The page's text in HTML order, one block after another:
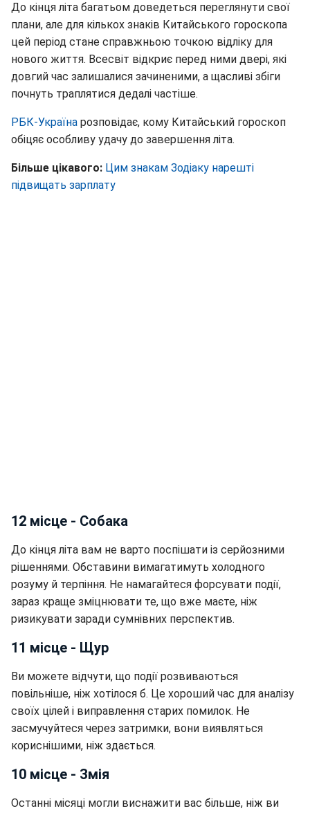
До кінця літа багатьом доведеться переглянути свої
плани, але для кількох знаків Китайського гороскопа
цей період стане справжньою точкою відліку для
нового життя. Всесвіт відкриє перед ними двері, які
довгий час залишалися зачиненими, а щасливі збіги
почнуть траплятися дедалі частіше.
РБК-Україна розповідає, кому Китайський гороскоп
обіцяє особливу удачу до завершення літа.
Більше цікавого: Цим знакам Зодіаку нарешті
підвищать зарплату
12 місце - Собака
До кінця літа вам не варто поспішати із серйозними
рішеннями. Обставини вимагатимуть холодного
розуму й терпіння. Не намагайтеся форсувати події,
зараз краще зміцнювати те, що вже маєте, ніж
ризикувати заради сумнівних перспектив.
11 місце - Щур
Ви можете відчути, що події розвиваються
повільніше, ніж хотілося б. Це хороший час для аналізу
своїх цілей і виправлення старих помилок. Не
засмучуйтеся через затримки, вони виявляться
кориснішими, ніж здається.
10 місце - Змія
Останні місяці могли виснажити вас більше, ніж ви